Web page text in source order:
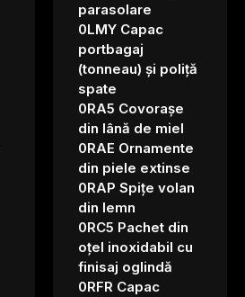
parasolare
0LMY Capac
portbagaj
(tonneau) și poliță
spate
0RA5 Covorașe
din lână de miel
0RAE Ornamente
din piele extinse
0RAP Spițe volan
din lemn
0RC5 Pachet din
oțel inoxidabil cu
finisaj oglindă
0RFR Capac